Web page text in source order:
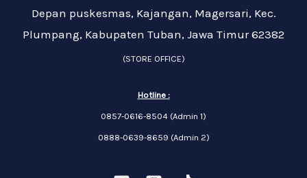
Depan puskesmas, Kajangan, Magersari, Kec.
Plumpang, Kabupaten Tuban, Jawa Timur 62382
(STORE OFFICE)
Hotline :
0857-0616-8504 (Admin 1)
0888-0639-8659 (Admin 2)